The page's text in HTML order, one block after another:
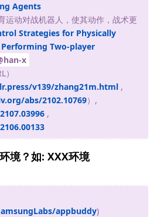
Agents
运动对战机器人，使其动作，战术更
Strategies for Physically
Two-player
x
v139/zhang21m.html ,
abs/2102.10769）,
,
境？如: XXX环境
appbuddy)